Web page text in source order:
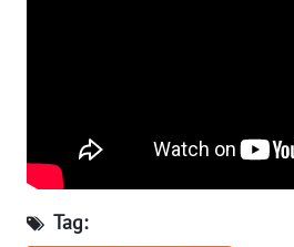
Tag:
WN